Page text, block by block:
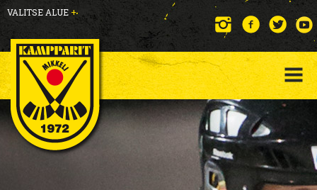
VALITSE ALUE +